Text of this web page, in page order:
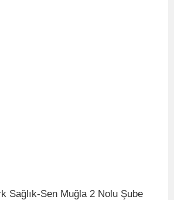
Sağlık-Sen Muğla 2 Nolu Şube